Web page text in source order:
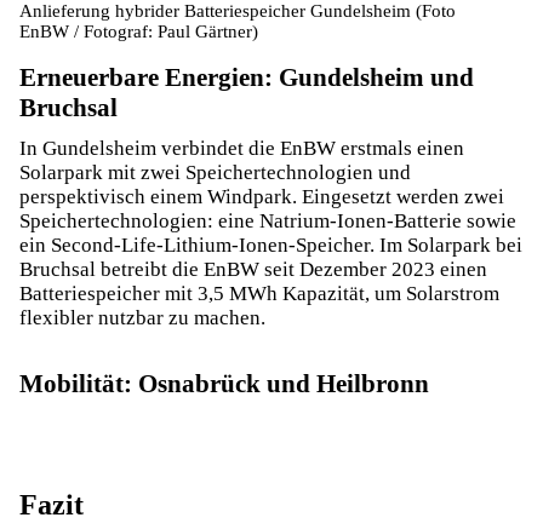
Anlieferung hybrider Batteriespeicher Gundelsheim (Foto
EnBW / Fotograf: Paul Gärtner)
Erneuerbare Energien: Gundelsheim und
Bruchsal
In Gundelsheim verbindet die EnBW erstmals einen
Solarpark mit zwei Speichertechnologien und
perspektivisch einem Windpark. Eingesetzt werden zwei
Speichertechnologien: eine Natrium-Ionen-Batterie sowie
ein Second-Life-Lithium-Ionen-Speicher. Im Solarpark bei
Bruchsal betreibt die EnBW seit Dezember 2023 einen
Batteriespeicher mit 3,5 MWh Kapazität, um Solarstrom
flexibler nutzbar zu machen.
Mobilität: Osnabrück und Heilbronn
Fazit